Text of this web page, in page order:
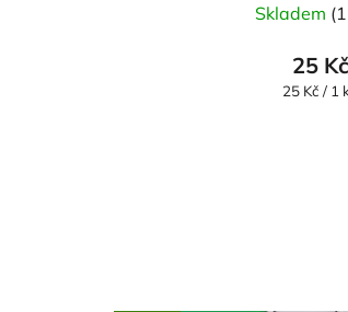
Skladem
25 Kč
Měrná
25 Kč / 1